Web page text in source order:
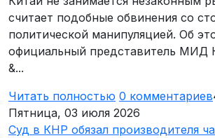
считает подобные обвинения со
политической манипуляцией. Об
официальный представитель МИД
&...
Читать полностью 0 комментариев
Пятница, 03 июля 2026
Суд в КНР обязал производителя